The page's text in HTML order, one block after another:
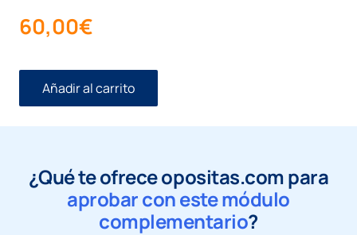
60,00€
Módulo
Auxiliar
Córdoba
cantidad
Añadir al carrito
¿Qué te ofrece opositas.com para
aprobar con este módulo
complementario?